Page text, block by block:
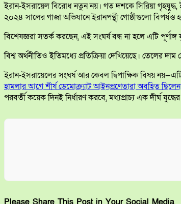
ইরান-ইসরায়েল বিরোধ নতুন নয়। গত দশকে সিরিয়া গৃহযুদ্ধ,
২০২৪ সালের গাজা অভিযানে ইরানপন্থী গোষ্ঠীগুলো
বিশেষজ্ঞরা সতর্ক করছেন, এই সংঘর্ষ বন্ধ না হলে এটি
বিশ্ব অর্থনীতিও ইতিমধ্যে প্রতিক্রিয়া দেখিয়েছে। তেলের
ইরান-ইসরায়েলের সংঘর্ষ আর কেবল দ্বিপাক্ষিক বিষয়
হামলার আগে শীর্ষ ডেমোক্র্যাট আইনপ্রণেতারা অবহিত
পরবর্তী কয়েক দিনই নির্ধারণ করবে, মধ্যপ্রাচ্য এক দীর্ঘ